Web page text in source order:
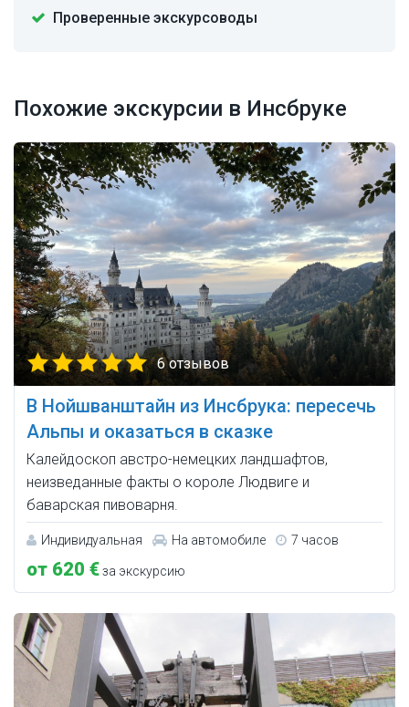
Проверенные экскурсоводы
Похожие экскурсии в Инсбруке
6 отзывов
В Нойшванштайн из Инсбрука: пересечь
Альпы и оказаться в сказке
Калейдоскоп австро-немецких ландшафтов,
неизведанные факты о короле Людвиге и
баварская пивоварня.
Индивидуальная На автомобиле 7 часов
от 620 €за экскурсию